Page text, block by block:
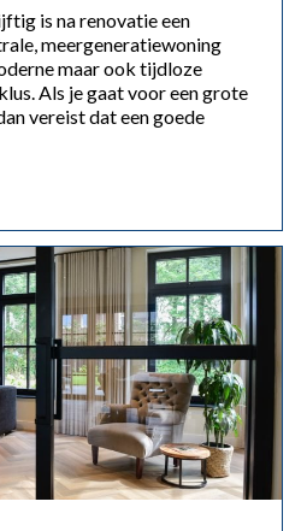
is na renovatie een
meergeneratiewoning
maar ook tijdloze
Als je gaat voor een grote
vereist dat een goede